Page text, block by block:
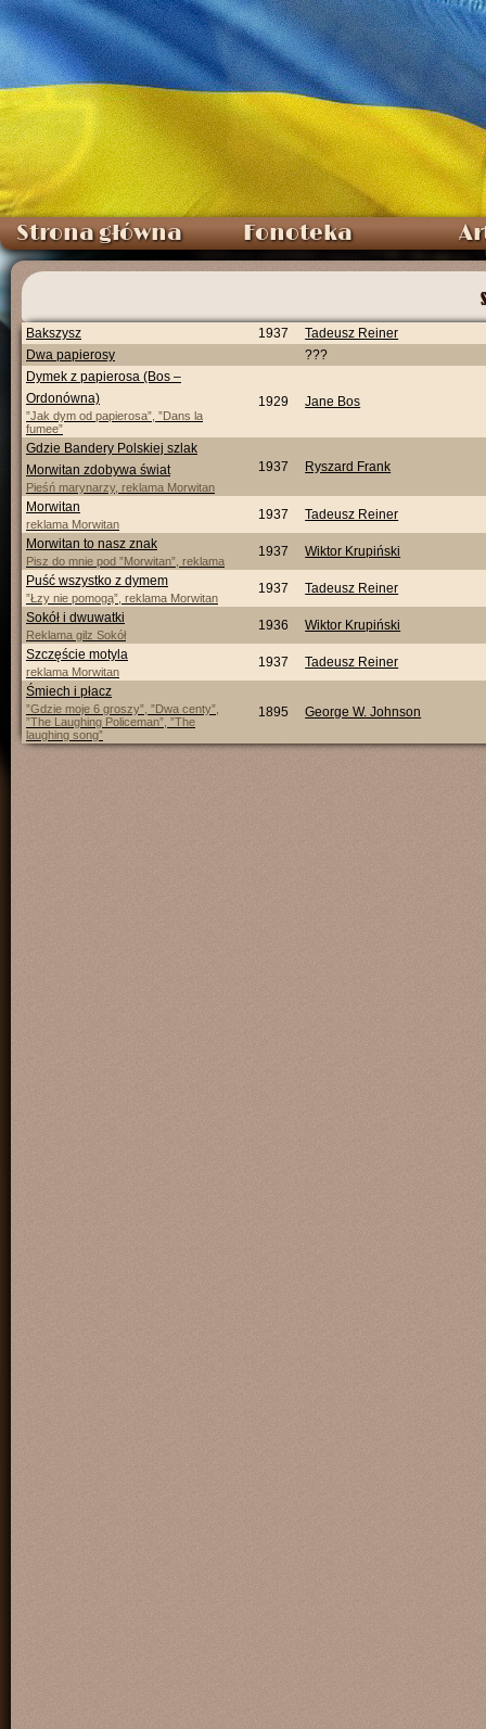
Strona główna Fonoteka
Bakszysz 1937
Tadeusz Reiner
Dwa papierosy
???
Dymek z papierosa (Bos –
Ordonówna)
”Jak dym od papierosa”, ”Dans la
fumee”
1929 Jane Bos
Gdzie Bandery Polskiej szlak
Morwitan zdobywa świat
Pieśń marynarzy, reklama Morwitan
1937 Ryszard Frank
Morwitan
reklama Morwitan
1937
Tadeusz Reiner
Morwitan to nasz znak
Pisz do mnie pod ”Morwitan”, reklama
1937
Wiktor Krupiński
Puść wszystko z dymem
”Łzy nie pomogą”, reklama Morwitan
1937
Tadeusz Reiner
Sokół i dwuwatki
Reklama gilz Sokół
1936
Wiktor Krupiński
Szczęście motyla
reklama Morwitan
1937
Tadeusz Reiner
Śmiech i płacz
”Gdzie moje 6 groszy”, ”Dwa centy”,
”The Laughing Policeman”, ”The
laughing song”
1895 George W. Johnson